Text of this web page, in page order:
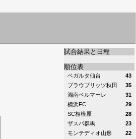
試合結果と日程
順位表
ベガルタ仙台
43
ブラウブリッツ秋田
35
湘南ベルマーレ
31
横浜FC
29
SC相模原
28
ザスパ群馬
23
モンテディオ山形
22